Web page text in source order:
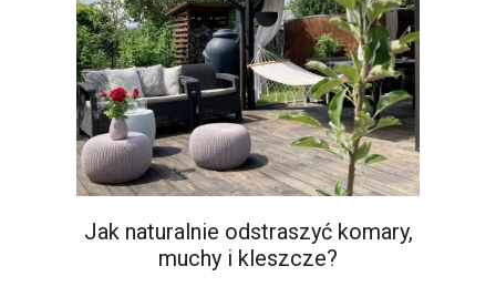
Jak naturalnie odstraszyć komary,
muchy i kleszcze?